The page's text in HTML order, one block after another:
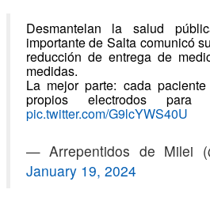
Desmantelan la salud
importante de Salta comunicó
reducción de entrega de
medidas.
La mejor parte: cada
propios electrodos
pic.twitter.com/G9lcYWS40U
— Arrepentidos de Milei
January 19, 2024